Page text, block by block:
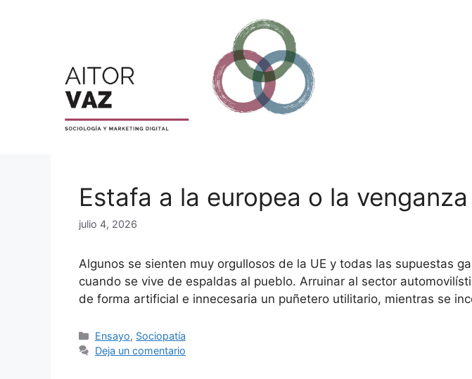
Estafa a la europea o la
julio 4, 2026
Algunos se sienten muy orgullosos de la UE y todas las supuestas
cuando se vive de espaldas al pueblo. Arruinar al sector
de forma artificial e innecesaria un puñetero utilitario, mientras se
Categorías
Ensayo, Sociopatía
Deja un comentario